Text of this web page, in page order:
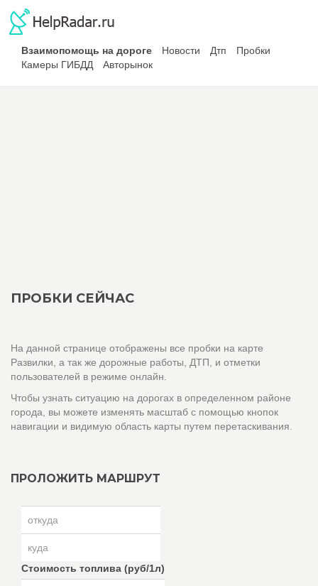
Взаимопомощь на дороге Новости Дтп
Пробки
Камеры ГИБДД
Авторынок
ПРОБКИ СЕЙЧАС
На данной странице отображены все пробки на карте
Развилки, а так же дорожные работы, ДТП, и отметки
пользователей в режиме онлайн.
Чтобы узнать ситуацию на дорогах в определенном районе
города, вы можете изменять масштаб с помощью кнопок
навигации и видимую область карты путем перетаскивания.
ПРОЛОЖИТЬ МАРШРУТ
Стоимость топлива (руб/1л)